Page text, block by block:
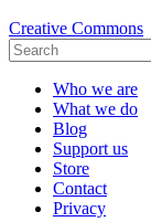
Creative Commons
Who we are
What we do
Blog
Support us
Store
Contact
Privacy